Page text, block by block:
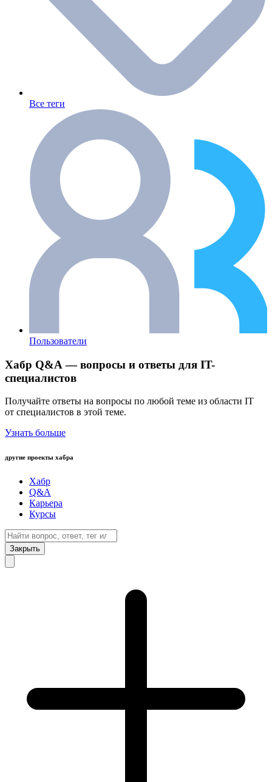
Все теги
Пользователи
Хабр Q&A — вопросы и ответы для IT-
специалистов
Получайте ответы на вопросы по любой теме из области IT
от специалистов в этой теме.
Узнать больше
другие проекты хабра
Хабр
Q&A
Карьера
Курсы
Закрыть